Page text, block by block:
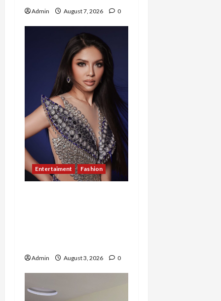
Admin August 7, 2026 0
Entertaiment Fashion
Admin August 3, 2026 0